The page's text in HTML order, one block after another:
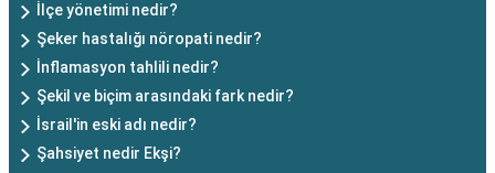
İlçe yönetimi nedir?
Şeker hastalığı nöropati nedir?
İnflamasyon tahlili nedir?
Şekil ve biçim arasındaki fark nedir?
İsrail'in eski adı nedir?
Şahsiyet nedir Ekşi?